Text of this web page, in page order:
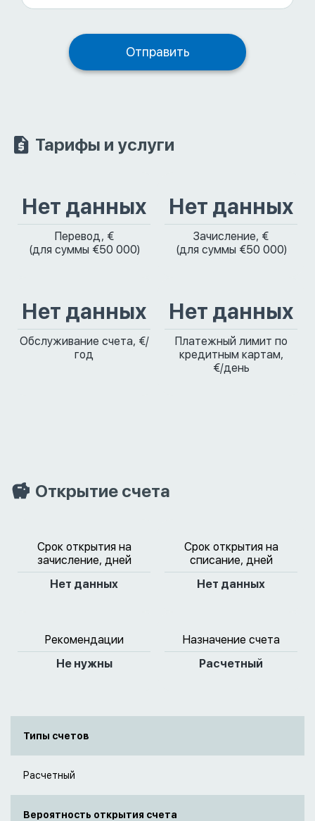
Тарифы и услуги
Нет данных
Перевод, €
(для суммы €50 000)
Нет данных
Зачисление, €
(для суммы €50 000)
Нет данных
Обслуживание счета, €/
год
Нет данных
Платежный лимит по
кредитным картам,
€/день
Открытие счета
Срок открытия на
зачисление, дней
Нет данных
Срок открытия на
списание, дней
Нет данных
Рекомендации
Не нужны
Назначение счета
Расчетный
Типы счетов
Расчетный
Вероятность открытия счета